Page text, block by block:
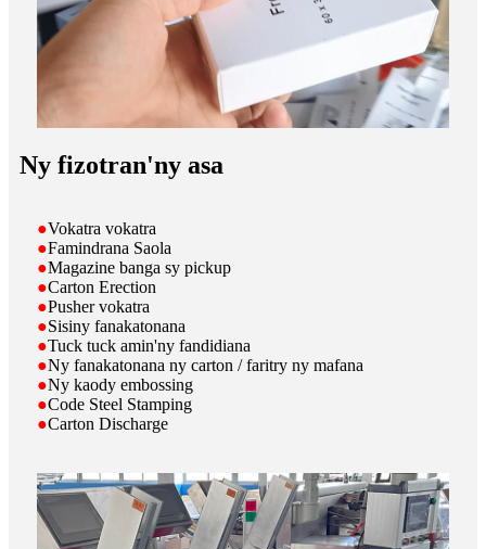
Ny fizotran'ny asa
●Vokatra vokatra
●Famindrana Saola
●Magazine banga sy pickup
●Carton Erection
●Pusher vokatra
●Sisiny fanakatonana
●Tuck tuck amin'ny fandidiana
●Ny fanakatonana ny carton / faritry ny mafana
●Ny kaody embossing
●Code Steel Stamping
●Carton Discharge